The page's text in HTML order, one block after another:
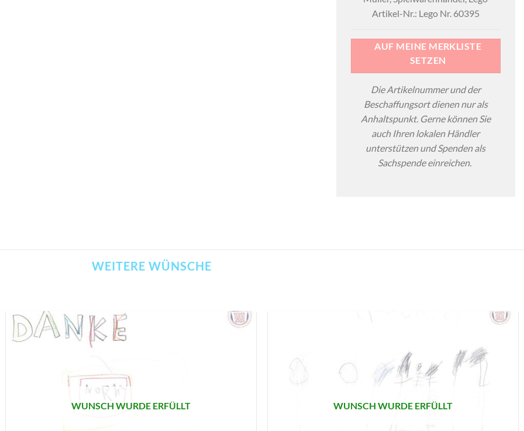
Artikel-Nr.: Lego Nr. 60395
AUF MEINE MERKLISTE
SETZEN
Die Artikelnummer und der
Beschaffungsort dienen nur als
Anhaltspunkt. Gerne können Sie
auch Ihren lokalen Händler
unterstützen und Spenden als
Sachspende einreichen.
WEITERE WÜNSCHE
WUNSCH WURDE ERFÜLLT
MERKLISTE
SETZEN
WUNSCH WURDE ERFÜLLT